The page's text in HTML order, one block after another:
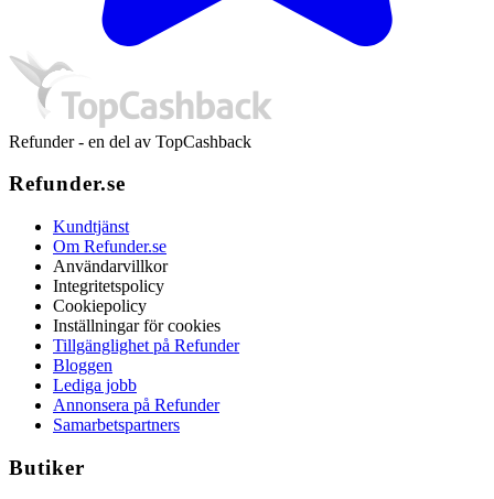
Refunder - en del av TopCashback
Refunder.se
Kundtjänst
Om Refunder.se
Användarvillkor
Integritetspolicy
Cookiepolicy
Inställningar för cookies
Tillgänglighet på Refunder
Bloggen
Lediga jobb
Annonsera på Refunder
Samarbetspartners
Butiker